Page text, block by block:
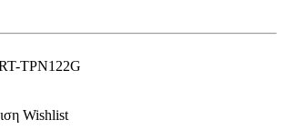
TPN122G
Wishlist